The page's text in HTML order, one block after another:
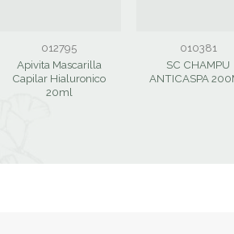
012795
Apivita Mascarilla
Capilar Hialuronico
20ml
010381
SC CHAMPU
ANTICASPA